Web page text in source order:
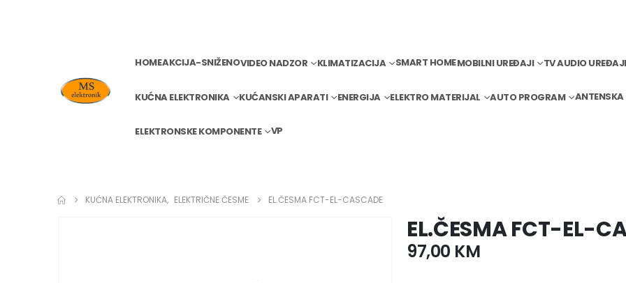
HOMEAKCIJA-SNIŽENOVIDEO NADZOR KLIMATIZACIJA SMART HOMEMOBILNI UREĐAJI TV AUDIO UREĐAJI
KUĆNA ELEKTRONIKA KUĆANSKI APARATI ENERGIJA ELEKTRO MATERIJAL AUTO PROGRAM ANTENSKA
ELEKTRONSKE KOMPONENTE VP
KUĆNA ELEKTRONIKA, ELEKTRIČNE ČESME EL.ČESMA FCT-EL-CASCADE
EL.ČESMA FCT-EL-
97,00 KM